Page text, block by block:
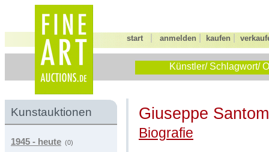
start anmelden kaufen
Künstler/ Schlagwort/
Kunstauktionen
1945 - heute (0)
Giuseppe
Biografie